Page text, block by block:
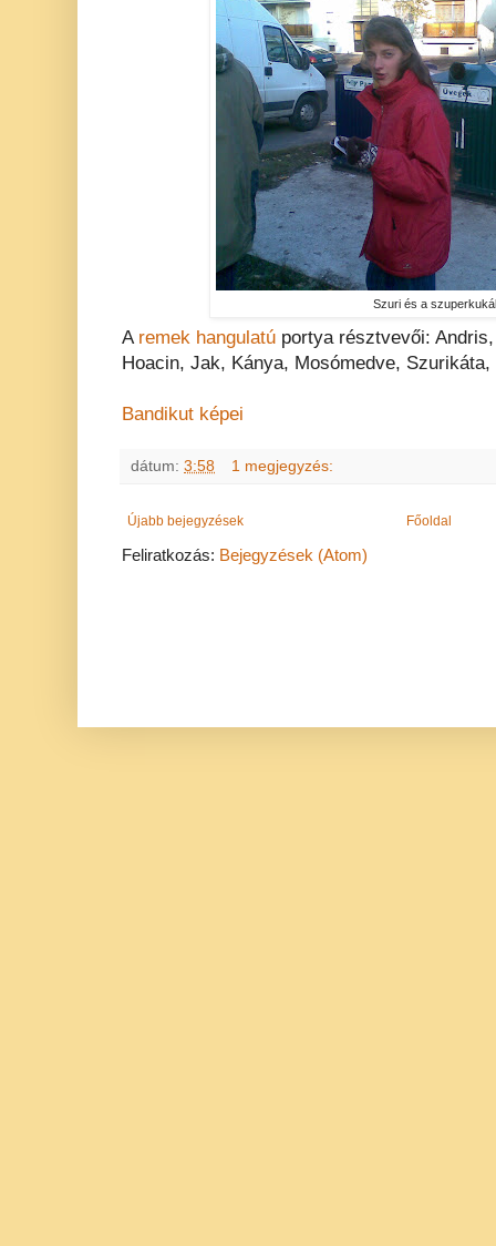
Szuri és a
A remek hangulatú portya résztvevői:
Hoacin, Jak, Kánya, Mosómedve, Szurikáta,
Bandikut képei
dátum: 3:58 1 megjegyzés:
Újabb bejegyzések Főoldal
Feliratkozás: Bejegyzések (Atom)